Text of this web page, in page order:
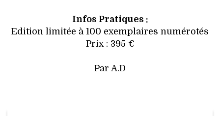
Infos Pratiques :
Edition limitée à 100 exemplaires numérotés
Prix : 395 €
Par A.D